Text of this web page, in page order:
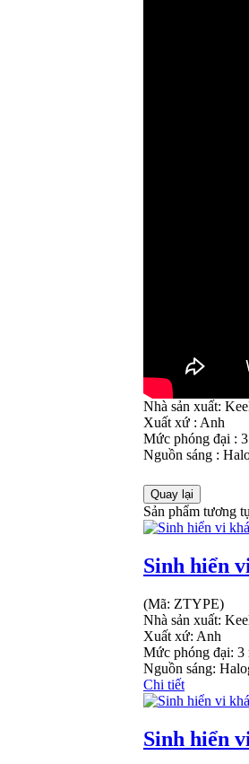
Nhà sản xuất:
Xuất xứ : Anh
Mức phóng đại :
Nguồn sáng :
Sản phẩm tương
Sinh hiển
(Mã: ZTYPE)
Nhà sản xuất:
Xuất xứ: Anh
Mức phóng đại: 3
Nguồn sáng:
Chi tiết
Sinh hiển